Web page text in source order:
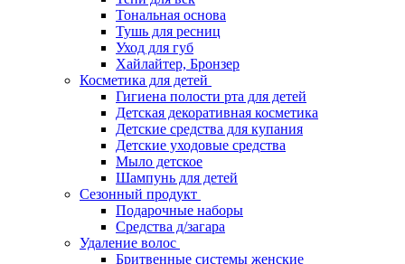
Тональная основа
Тушь для ресниц
Уход для губ
Хайлайтер, Бронзер
Косметика для детей
Гигиена полости рта для детей
Детская декоративная косметика
Детские средства для купания
Детские уходовые средства
Мыло детское
Шампунь для детей
Сезонный продукт
Подарочные наборы
Средства д/загара
Удаление волос
Бритвенные системы женские